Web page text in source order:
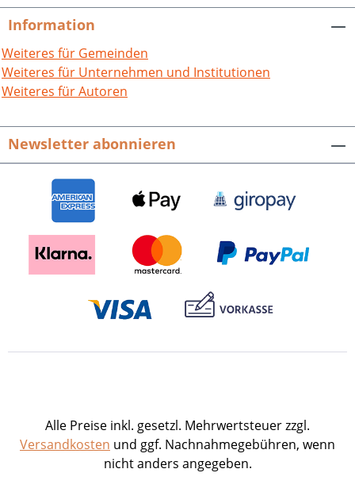
bedeutsame Vergangenheit Richens
und machen sie für die Gegenwart
greifbar. Richen. Geschichte(n) eines
Dorfes im Kraichgau.Hrsg. von der Stadt
Heimatverein Richen e. V.Eppinger
Stadtgeschichtliche Veröffentlichungen,
Bd. 4.464 S. mit 395, z.T. farbigen Abb.,
fester Einband.ISBN 978-3-95505-150-1.
EUR 24,80.
Information
Weiteres für Gemeinden
Weiteres für Unternehmen und Institutionen
Weiteres für Autoren
Newsletter abonnieren
Alle Preise inkl. gesetzl. Mehrwertsteuer zzgl.
Versandkosten und ggf. Nachnahmegebühren, wenn
nicht anders angegeben.